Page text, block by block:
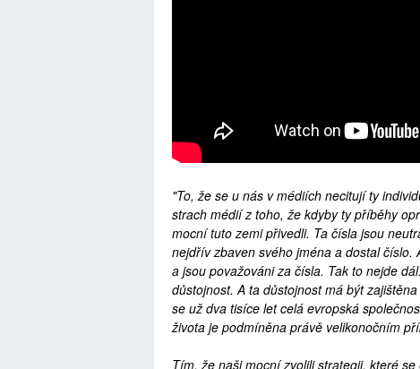
"To, že se u nás v médiích necitují ty
strach médií z toho, že kdyby ty příběhy
mocní tuto zemi přivedli. Ta čísla jsou
nejdřív zbaven svého jména a dostal
a jsou považováni za čísla. Tak to nejde
důstojnost. A ta důstojnost má být
se už dva tisíce let celá evropská
života je podmíněna právě velikonočním
Tím, že naši mocní zvolili strategii, které